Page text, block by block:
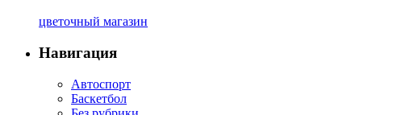
цветочный магазин
Навигация
Автоспорт
Баскетбол